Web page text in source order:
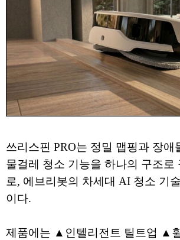
쓰리스핀 PRO는 정밀 맵핑과 장애
물걸레 청소 기능을 하나의 구조로
로, 에브리봇의 차세대 AI 청소 기
이다.
제품에는 ▲인텔리전트 틸트업 ▲